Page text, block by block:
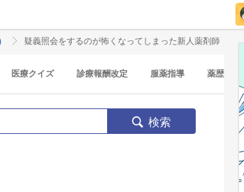
疑義照会をするのが怖くなってしまった新人薬剤師
医療クイズ 診療報酬改定 服薬指導 薬歴
検索